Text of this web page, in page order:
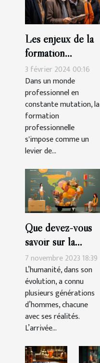
Les enjeux de la
formation
professionnelle
pour les seniors
3 février 2024 00:16
Dans un monde
professionnel en
constante mutation, la
formation
professionnelle
s'impose comme un
levier de...
Que devez-vous
savoir sur la
génération des
Millennials ?
7 novembre 2023 18:39
L’humanité, dans son
évolution, a connu
plusieurs générations
d’hommes, chacune
avec ses réalités.
L’arrivée...